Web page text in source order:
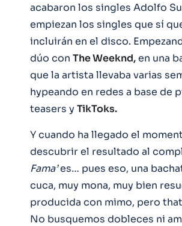
acabaron los singles Adolfo
empiezan los singles que sí
incluirán en el disco.
dúo con The Weeknd,en una
que la artista llevaba varias
hypeando en redes a base de
teasers y TikToks.
Y cuando ha llegado el
descubrir el resultado al
Fama’es… pues eso, una
cuca, muy mona, muy bien
producida con mimo, pero
No busquemos dobleces ni